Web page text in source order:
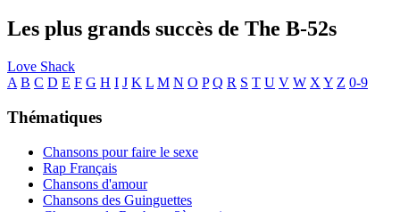
Les plus grands succès de The B-52s
Love Shack
A B C D E F G H I J K L M N O P Q R S T U V W X Y Z 0-9
Thématiques
Chansons pour faire le sexe
Rap Français
Chansons d'amour
Chansons des Guinguettes